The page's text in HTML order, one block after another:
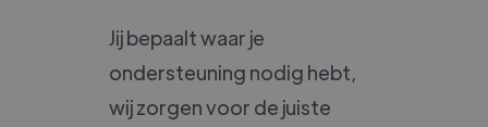
Jij bepaalt waar je
ondersteuning nodig hebt,
wij zorgen voor de juiste